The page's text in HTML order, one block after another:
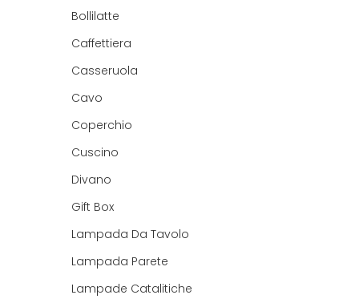
Bollilatte
Caffettiera
Casseruola
Cavo
Coperchio
Cuscino
Divano
Gift Box
Lampada Da Tavolo
Lampada Parete
Lampade Catalitiche